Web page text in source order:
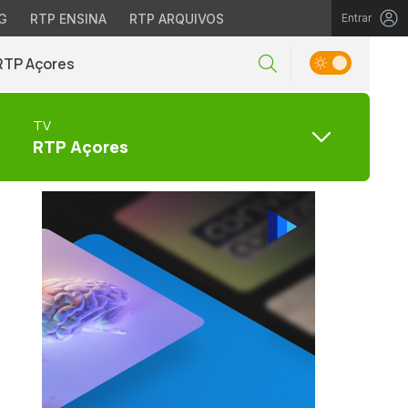
RTP ENSINA RTP ARQUIVOS Entrar
Açores
TV
RTP Açores